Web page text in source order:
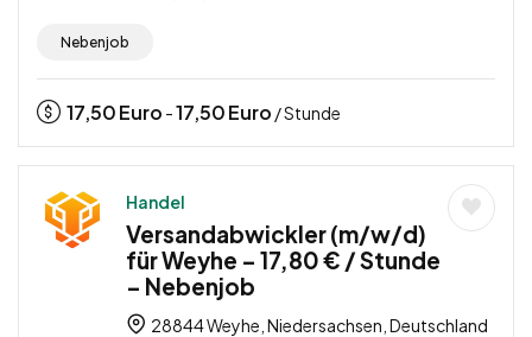
Nebenjob
17,50Euro -17,50Euro / Stunde
Handel
Versandabwickler (m/w/d)
für Weyhe – 17,80 € / Stunde
– Nebenjob
28844 Weyhe, Niedersachsen, Deutschland